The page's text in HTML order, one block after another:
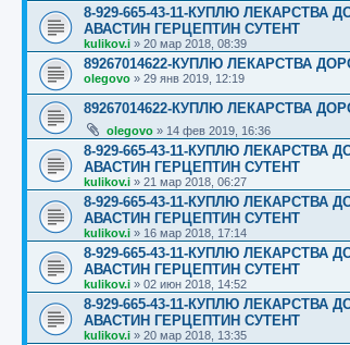
8-929-665-43-11-КУПЛЮ
АВАСТИН ГЕРЦЕПТИН СУТЕНТ
kulikov.i » 20 мар 2018, 08:39
89267014622-КУПЛЮ ЛЕКАРСТВА
olegovo » 29 янв 2019, 12:19
89267014622-КУПЛЮ ЛЕКАРСТВА
olegovo » 14 фев 2019, 16:36
8-929-665-43-11-КУПЛЮ
АВАСТИН ГЕРЦЕПТИН СУТЕНТ
kulikov.i » 21 мар 2018, 06:27
8-929-665-43-11-КУПЛЮ
АВАСТИН ГЕРЦЕПТИН СУТЕНТ
kulikov.i » 16 мар 2018, 17:14
8-929-665-43-11-КУПЛЮ
АВАСТИН ГЕРЦЕПТИН СУТЕНТ
kulikov.i » 02 июн 2018, 14:52
8-929-665-43-11-КУПЛЮ
АВАСТИН ГЕРЦЕПТИН СУТЕНТ
kulikov.i » 20 мар 2018, 13:35